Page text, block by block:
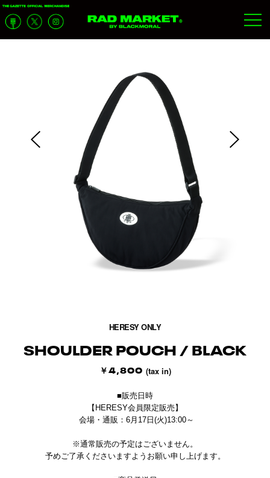
HERESY ONLY
SHOULDER POUCH / BLACK
￥4,800 (tax in)
■販売日時
【HERESY会員限定販売】
会場・通販：6月17日(火)13:00～
※通常販売の予定はございません。
予めご了承くださいますようお願い申し上げます。